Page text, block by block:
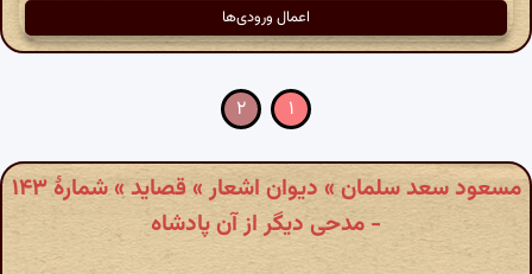
۱ ۲
مسعود سعد سلمان » دیوان اشعار » قصاید » شمارهٔ ۱۴۳
- مدحی دیگر از آن پادشاه